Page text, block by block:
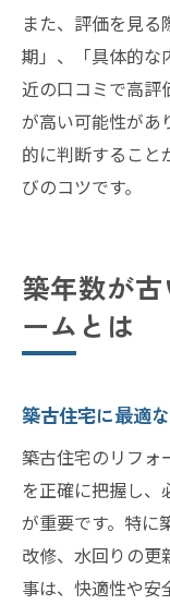
また、評価を見
期」、「具体的な
近の口コミで高評
が高い可能性があ
的に判断すること
びのコツです。
築年数が
ームとは
築古住宅に最適
築古住宅のリフォ
を正確に把握し、
が重要です。特に
改修、水回りの更
事は、快適性や安